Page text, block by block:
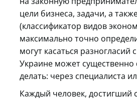
цели бизнеса, задачи, а
(классификатор видов
максимально точно
могут касаться
Украине может существенно
делать: через специалиста
Каждый человек,